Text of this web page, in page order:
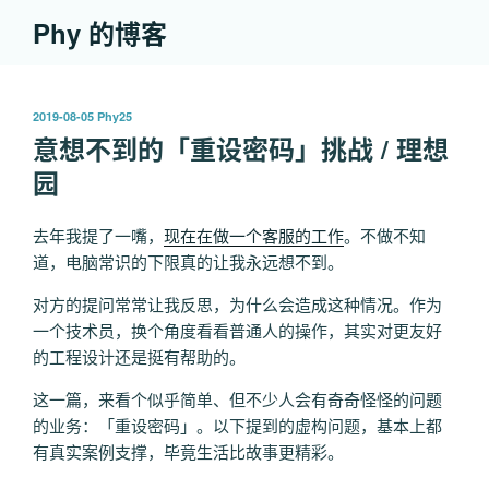
Phy 的博客
发
布
于
2019-08-05 Phy25
意想不到的「重设密码」挑战 / 理想
园
去年我提了一嘴， 现在在做一个客服的工作。不做不知
道，电脑常识的下限真的让我永远想不到。
对方的提问常常让我反思，为什么会造成这种情况。作为
一个技术员，换个角度看看普通人的操作，其实对更友好
的工程设计还是挺有帮助的。
这一篇，来看个似乎简单、但不少人会有奇奇怪怪的问题
的业务：「重设密码」。以下提到的虚构问题，基本上都
有真实案例支撑，毕竟生活比故事更精彩。